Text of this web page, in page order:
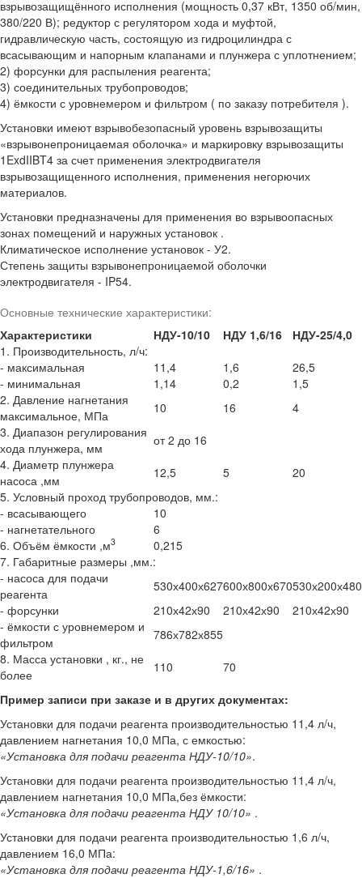
взрывозащищённого исполнения (мощность 0,37 кВт, 1350 об/мин,
380/220 В); редуктор с регулятором хода и муфтой,
гидравлическую часть, состоящую из гидроцилиндра с
всасывающим и напорным клапанами и плунжера с уплотнением;
2) форсунки для распыления реагента;
3) соединительных трубопроводов;
4) ёмкости с уровнемером и фильтром ( по заказу потребителя ).
Установки имеют взрывобезопасный уровень взрывозащиты
«взрывонепроницаемая оболочка» и маркировку взрывозащиты
1ExdIIBT4 за счет применения электродвигателя
взрывозащищенного исполнения, применения негорючих
материалов.
Установки предназначены для применения во взрывоопасных
зонах помещений и наружных установок .
Климатическое исполнение установок - У2.
Степень защиты взрывонепроницаемой оболочки
электродвигателя - IP54.
Основные технические характеристики:
Характеристики
НДУ-10/10 НДУ 1,6/16
НДУ-25/4,0
1. Производительность, л/ч:
- максимальная
11,4 1,6
26,5
- минимальная
1,14 0,2
1,5
2. Давление нагнетания
максимальное, МПа
10 16
4
3. Диапазон регулирования
хода плунжера, мм
от 2 до 16
4. Диаметр плунжера
насоса ,мм
12,5 5
20
5. Условный проход трубопроводов, мм.:
- всасывающего
10
- нагнетательного
6
6. Объём ёмкости ,м3
0,215
7. Габаритные размеры ,мм.:
- насоса для подачи
реагента
530х400х627600х800х670530х200х480
- форсунки
210х42х90 210х42х90
210х42х90
- ёмкости с уровнемером и
фильтром
786х782х855
8. Масса установки , кг., не
более
110
70
Пример записи при заказе и в других документах:
Установки для подачи реагента производительностью 11,4 л/ч,
давлением нагнетания 10,0 МПа, с емкостью:
«Установка для подачи реагента НДУ-10/10».
Установки для подачи реагента производительностью 11,4 л/ч,
давлением нагнетания 10,0 МПа,без ёмкости:
«Установка для подачи реагента НДУ 10/10» .
Установки для подачи реагента производительностью 1,6 л/ч,
давлением 16,0 МПа:
«Установка для подачи реагента НДУ-1,6/16» .